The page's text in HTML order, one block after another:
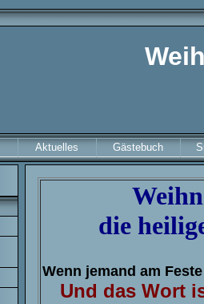
Aktuelles Gästebuch
die
Wenn jemand am
Und das Wort